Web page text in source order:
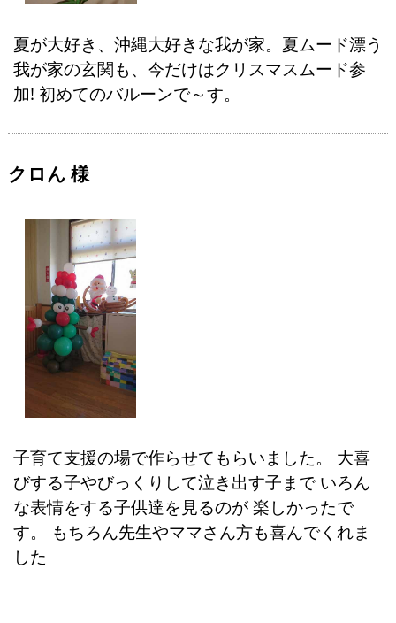
夏が大好き、沖縄大好きな我が家。夏ムード漂う
我が家の玄関も、今だけはクリスマスムード参
加! 初めてのバルーンで～す。
クロん 様
子育て支援の場で作らせてもらいました。 大喜
びする子やびっくりして泣き出す子まで いろん
な表情をする子供達を見るのが 楽しかったで
す。 もちろん先生やママさん方も喜んでくれま
した